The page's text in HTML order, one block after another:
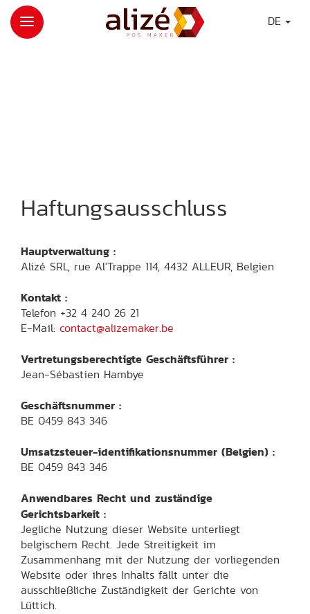
DE
Haftungsausschluss
Hauptverwaltung :
Alizé SRL, rue Al'Trappe 114, 4432 ALLEUR, Belgien
Kontakt :
Telefon +32 4 240 26 21
E-Mail: contact@alizemaker.be
Vertretungsberechtigte Geschäftsführer :
Jean-Sébastien Hambye
Geschäftsnummer :
BE 0459 843 346
Umsatzsteuer-identifikationsnummer (Belgien) :
BE 0459 843 346
Anwendbares Recht und zuständige
Gerichtsbarkeit :
Jegliche Nutzung dieser Website unterliegt
belgischem Recht. Jede Streitigkeit im
Zusammenhang mit der Nutzung der vorliegenden
Website oder ihres Inhalts fällt unter die
ausschließliche Zuständigkeit der Gerichte von
Lüttich.